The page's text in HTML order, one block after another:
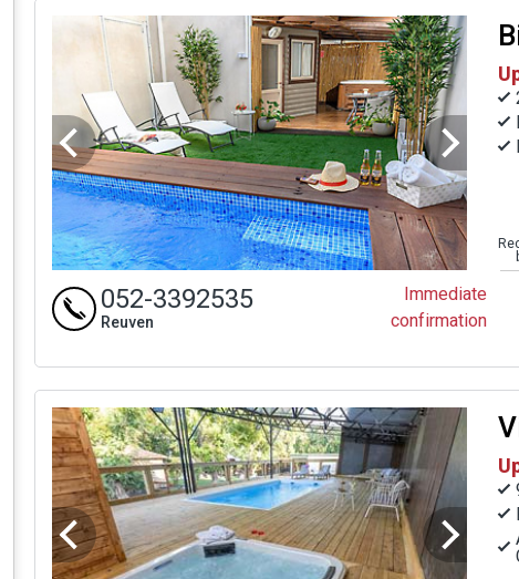
Immediate
confirmation
052-3392535
Reuven